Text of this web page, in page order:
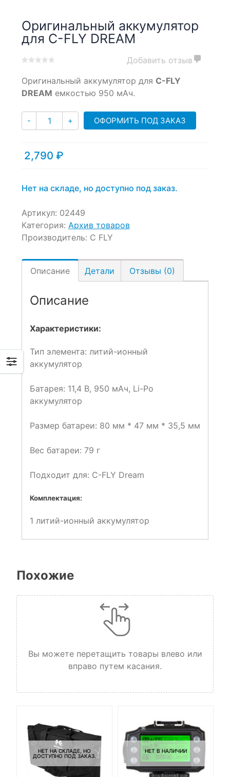
Оригинальный аккумулятор
для C-FLY DREAM
out
ratings
Добавить отзыв
Оригинальный аккумулятор для C-FLY
DREAM емкостью 950 мАч.
- Количество
+ ОФОРМИТЬ ПОД ЗАКАЗ
2,790 ₽
Нет на складе, но доступно под заказ.
Артикул: 02449
Категория: Архив товаров
Производитель: C FLY
Описание Детали Отзывы (0)
Описание
Характеристики:
Тип элемента: литий-ионный
аккумулятор
Батарея: 11,4 В, 950 мАч, Li-Po
аккумулятор
Размер батареи: 80 мм * 47 мм * 35,5 мм
Вес батареи: 79 г
Подходит для: C-FLY Dream
Комплектация:
1 литий-ионный аккумулятор
Похожие
Вы можете перетащить товары влево или
вправо путем касания.
НЕТ НА СКЛАДЕ, НО
ДОСТУПНО ПОД ЗАКАЗ.
НЕТ В НАЛИЧИИ